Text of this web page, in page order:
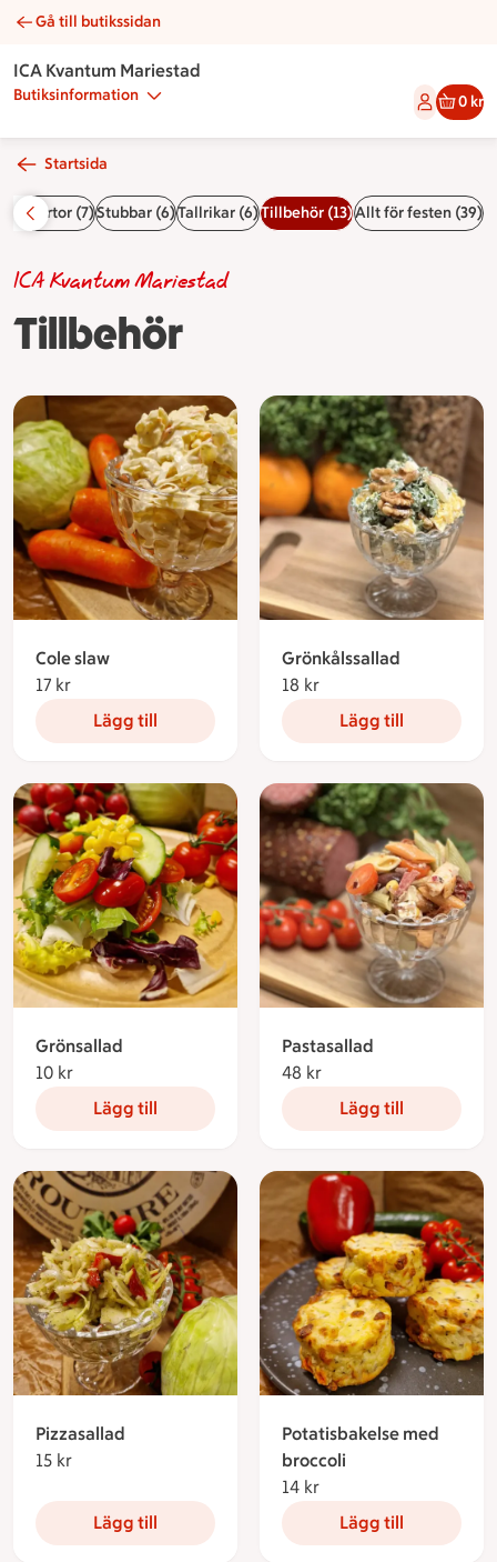
Tillbehör | Catering ICA Kvantum Mariestad
Gå till butikssidan
ICA Kvantum Mariestad
Butiksinformation 0 kr
Startsida
(7)Stubbar (6)Tallrikar (6)Tillbehör (13)Allt för festen (39)
Tillbehör
ICA Kvantum Mariestad
Cole slaw
17 kr
Lägg till
Grönkålssallad
18 kr
Lägg till
Grönsallad
10 kr
Lägg till
Pastasallad
48 kr
Lägg till
Pizzasallad
15 kr
Lägg till
Potatisbakelse med
broccoli
14 kr
Lägg till